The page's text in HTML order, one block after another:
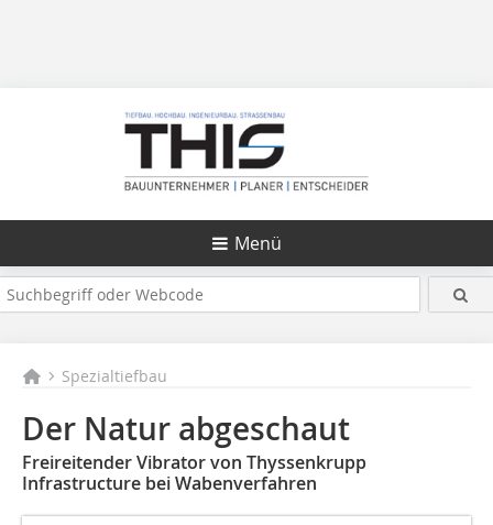
Menü
Spezialtiefbau
Der Natur abgeschaut
Freireitender Vibrator von Thyssenkrupp
Infrastructure bei Wabenverfahren